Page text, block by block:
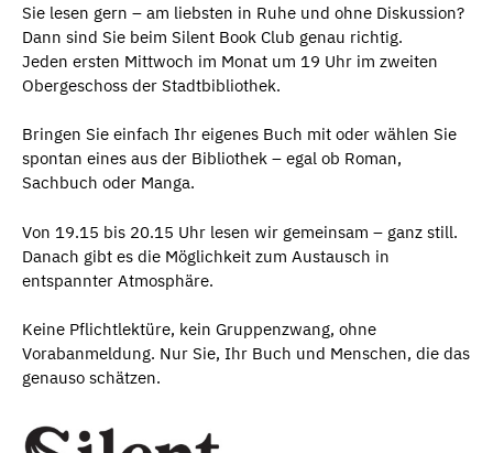
Sie lesen gern – am liebsten in Ruhe und ohne Diskussion?
Dann sind Sie beim Silent Book Club genau richtig.
Jeden ersten Mittwoch im Monat um 19 Uhr im zweiten
Obergeschoss der Stadtbibliothek.
Bringen Sie einfach Ihr eigenes Buch mit oder wählen Sie
spontan eines aus der Bibliothek – egal ob Roman,
Sachbuch oder Manga.
Von 19.15 bis 20.15 Uhr lesen wir gemeinsam – ganz still.
Danach gibt es die Möglichkeit zum Austausch in
entspannter Atmosphäre.
Keine Pflichtlektüre, kein Gruppenzwang, ohne
Vorabanmeldung. Nur Sie, Ihr Buch und Menschen, die das
genauso schätzen.